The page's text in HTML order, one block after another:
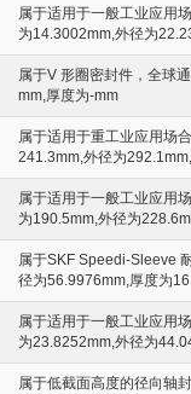
属于适用于一般工业应用
为14.3002mm,外径为
属于V 形圈密封件，全球
mm,厚度为-mm
属于适用于重工业应用场
241.3mm,外径为
属于适用于一般工业应用
为190.5mm,外径为
属于SKF Speedi-Sleeve
径为56.9976mm,厚度为
属于适用于一般工业应用
为23.8252mm,外径为
属于低截面高度的径向轴